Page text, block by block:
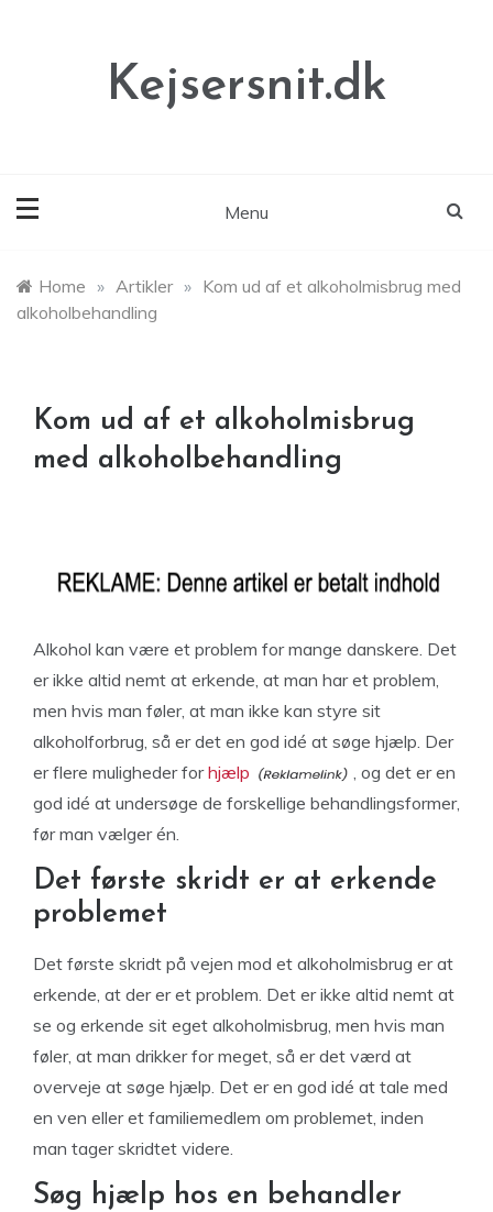
Kejsersnit.dk
Menu
Home » Artikler » Kom ud af et alkoholmisbrug med
alkoholbehandling
Kom ud af et alkoholmisbrug
med alkoholbehandling
Alkohol kan være et problem for mange danskere. Det
er ikke altid nemt at erkende, at man har et problem,
men hvis man føler, at man ikke kan styre sit
alkoholforbrug, så er det en god idé at søge hjælp. Der
er flere muligheder forhjælp
, og det er en
god idé at undersøge de forskellige behandlingsformer,
før man vælger én.
Det første skridt er at erkende
problemet
Det første skridt på vejen mod et alkoholmisbrug er at
erkende, at der er et problem. Det er ikke altid nemt at
se og erkende sit eget alkoholmisbrug, men hvis man
føler, at man drikker for meget, så er det værd at
overveje at søge hjælp. Det er en god idé at tale med
en ven eller et familiemedlem om problemet, inden
man tager skridtet videre.
Søg hjælp hos en behandler